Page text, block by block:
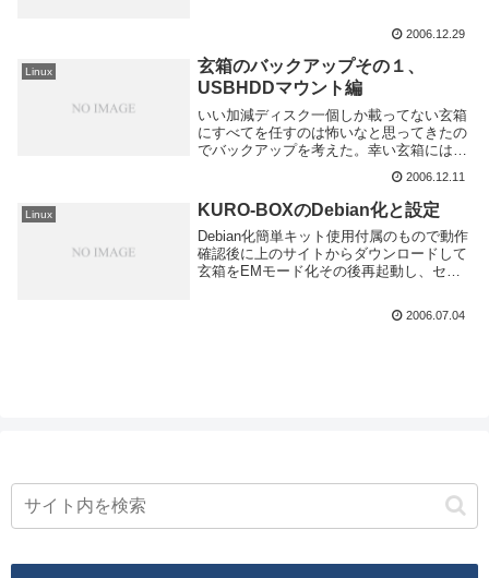
バックアップ取れてることを確認した。後
2006.12.29
Linux
玄箱のバックアップその１、
USBHDDマウント編
いい加減ディスク一個しか載ってない玄箱
にすべてを任すのは怖いなと思ってきたの
でバックアップを考えた。幸い玄箱には
うことにする。HDDを買う前に手持ちの
HDDとUSB変換機を使って軽くテスト。ち
ょうど同...
2006.12.11
Linux KURO-BOXのDebian化と設定
Debian化簡単キット使用付属のもので動作
確認後に上のサイトからダウンロードして
玄箱をEMモード化その後再起動し、セッ
了。でログインでルートになる。まず時計
あわせ。ずれ過ぎ・・・これでおｋだと思
2006.07.04